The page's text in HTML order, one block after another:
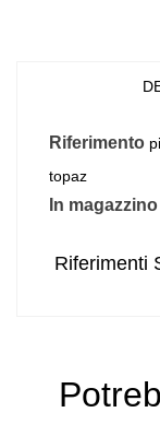
Riferimento
topaz
In magazzino
Riferimenti